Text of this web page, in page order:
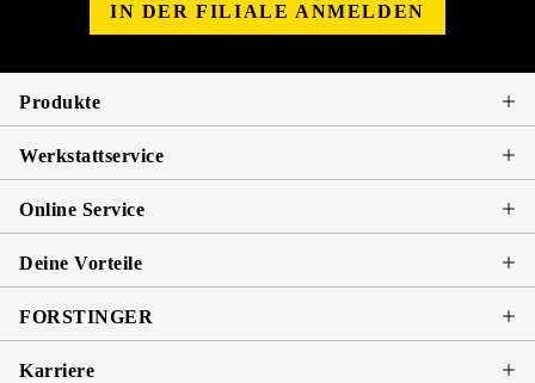
IN DER FILIALE ANMELDEN
Produkte
Werkstattservice
Online Service
Deine Vorteile
FORSTINGER
Karriere